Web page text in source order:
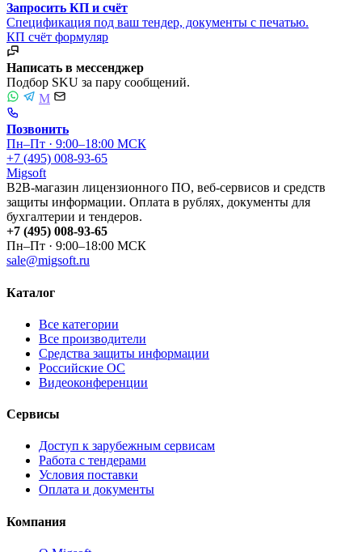
Запросить КП и счёт
Спецификация под ваш тендер, документы с печатью.
КП счёт формуляр
Написать в мессенджер
Подбор SKU за пару сообщений.
M
Позвонить
Пн–Пт · 9:00–18:00 МСК
+7 (495) 008-93-65
Migsoft
B2B-магазин лицензионного ПО, веб-сервисов и средств
защиты информации. Оплата в рублях, документы для
бухгалтерии и тендеров.
+7 (495) 008-93-65
Пн–Пт · 9:00–18:00 МСК
sale@migsoft.ru
Каталог
Все категории
Все производители
Средства защиты информации
Российские ОС
Видеоконференции
Сервисы
Доступ к зарубежным сервисам
Работа с тендерами
Условия поставки
Оплата и документы
Компания